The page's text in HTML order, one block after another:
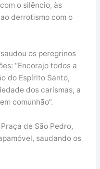
o silêncio, às
derrotismo com o
os peregrinos
“Encorajo todos a
do Espírito Santo,
dos carismas, a
comunhão”.
de São Pedro,
saudando os